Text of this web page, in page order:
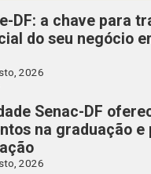
DF: a chave para
do seu negócio
2026
Senac-DF
na graduação e
2026